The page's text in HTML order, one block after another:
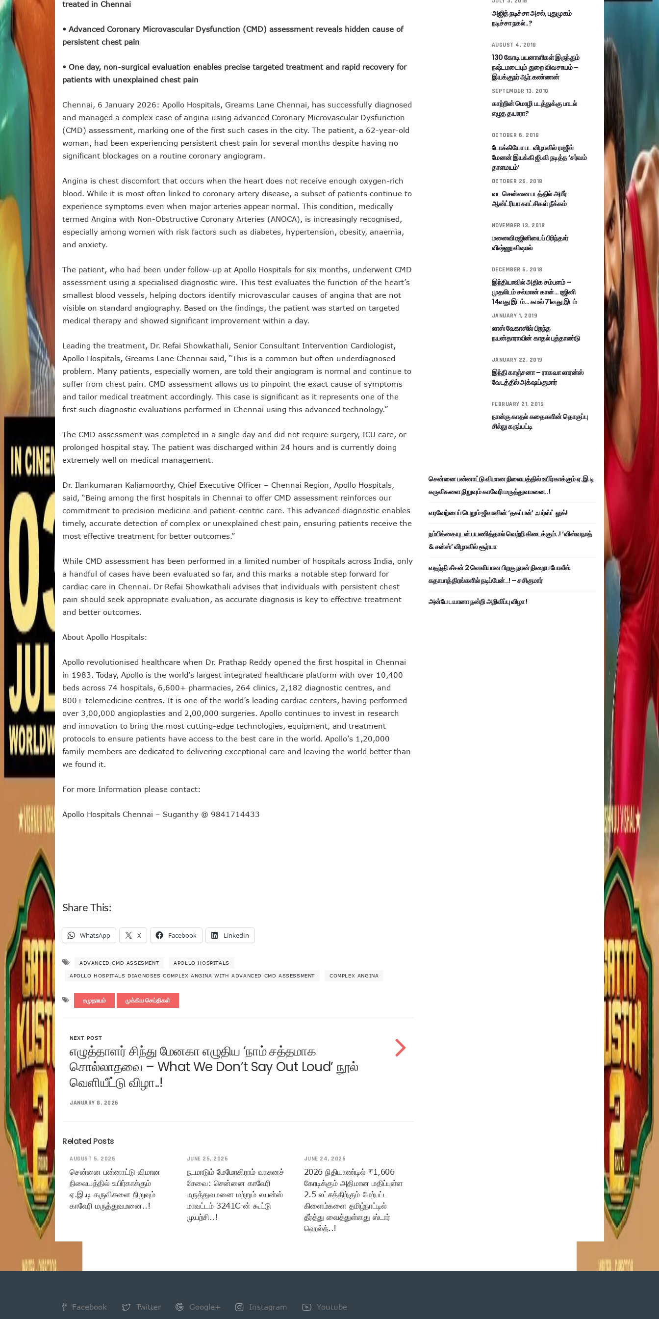
treated in Chennai
• Advanced Coronary Microvascular Dysfunction (CMD) assessment reveals hidden cause of
persistent chest pain
• One day, non-surgical evaluation enables precise targeted treatment and rapid recovery for
patients with unexplained chest pain
Chennai, 6 January 2026: Apollo Hospitals, Greams Lane Chennai, has successfully diagnosed
and managed a complex case of angina using advanced Coronary Microvascular Dysfunction
(CMD) assessment, marking one of the first such cases in the city. The patient, a 62-year-old
woman, had been experiencing persistent chest pain for several months despite having no
significant blockages on a routine coronary angiogram.
Angina is chest discomfort that occurs when the heart does not receive enough oxygen-rich
blood. While it is most often linked to coronary artery disease, a subset of patients continue to
experience symptoms even when major arteries appear normal. This condition, medically
termed Angina with Non-Obstructive Coronary Arteries (ANOCA), is increasingly recognised,
especially among women with risk factors such as diabetes, hypertension, obesity, anaemia,
and anxiety.
The patient, who had been under follow-up at Apollo Hospitals for six months, underwent CMD
assessment using a specialised diagnostic wire. This test evaluates the function of the heart’s
smallest blood vessels, helping doctors identify microvascular causes of angina that are not
visible on standard angiography. Based on the findings, the patient was started on targeted
medical therapy and showed significant improvement within a day.
Leading the treatment, Dr. Refai Showkathali, Senior Consultant Intervention Cardiologist,
Apollo Hospitals, Greams Lane Chennai said, “This is a common but often underdiagnosed
problem. Many patients, especially women, are told their angiogram is normal and continue to
suffer from chest pain. CMD assessment allows us to pinpoint the exact cause of symptoms
and tailor medical treatment accordingly. This case is significant as it represents one of the
first such diagnostic evaluations performed in Chennai using this advanced technology.”
The CMD assessment was completed in a single day and did not require surgery, ICU care, or
prolonged hospital stay. The patient was discharged within 24 hours and is currently doing
extremely well on medical management.
Dr. Ilankumaran Kaliamoorthy, Chief Executive Officer – Chennai Region, Apollo Hospitals,
said, “Being among the first hospitals in Chennai to offer CMD assessment reinforces our
commitment to precision medicine and patient-centric care. This advanced diagnostic enables
timely, accurate detection of complex or unexplained chest pain, ensuring patients receive the
most effective treatment for better outcomes.”
While CMD assessment has been performed in a limited number of hospitals across India, only
a handful of cases have been evaluated so far, and this marks a notable step forward for
cardiac care in Chennai. Dr Refai Showkathali advises that individuals with persistent chest
pain should seek appropriate evaluation, as accurate diagnosis is key to effective treatment
and better outcomes.
About Apollo Hospitals:
Apollo revolutionised healthcare when Dr. Prathap Reddy opened the first hospital in Chennai
in 1983. Today, Apollo is the world’s largest integrated healthcare platform with over 10,400
beds across 74 hospitals, 6,600+ pharmacies, 264 clinics, 2,182 diagnostic centres, and
800+ telemedicine centres. It is one of the world’s leading cardiac centers, having performed
over 3,00,000 angioplasties and 2,00,000 surgeries. Apollo continues to invest in research
and innovation to bring the most cutting-edge technologies, equipment, and treatment
protocols to ensure patients have access to the best care in the world. Apollo’s 1,20,000
family members are dedicated to delivering exceptional care and leaving the world better than
we found it.
For more Information please contact:
Apollo Hospitals Chennai – Suganthy @ 9841714433
Share This:
WhatsApp X Facebook LinkedIn
ADVANCED CMD ASSESMENT APOLLO HOSPITALS
APOLLO HOSPITALS DIAGNOSES COMPLEX ANGINA WITH ADVANCED CMD ASSESSMENT COMPLEX ANGINA
சமுதாயம் முக்கிய செய்திகள்
NEXT POST
எழுத்தாளர் சிந்து மேனகா எழுதிய ‘நாம் சத்தமாக
சொல்லாதவை – What We Don’t Say Out Loud’ நூல்
வெளியீட்டு விழா..!
JANUARY 8, 2026
Related Posts
AUGUST 5, 2026
சென்னை பன்னாட்டு விமான
நிலையத்தில் உயிர்காக்கும்
ஏ.இ.டி கருவிகளை நிறுவும்
காவேரி மருத்துவமனை..!
JUNE 25, 2026
நடமாடும் மேமோகிராம் வாகனச்
சேவை: சென்னை காவேரி
மருத்துவமனை மற்றும் லயன்ஸ்
மாவட்டம் 3241C-ன் கூட்டு
முயற்சி..!
JUNE 24, 2026
2026 நிதியாண்டில் ₹1,606
கோடிக்கும் அதிமான மதிப்புள்ள
2.5 லட்சத்திற்கும் மேற்பட்ட
கிளைம்களை தமிழ்நாட்டில்
தீர்த்து வைத்துள்ளது ஸ்டார்
ஹெல்த்..!
அஜித் நடிச்சா அசல், புதுமுகம்
நடிச்சா நகல்..?
AUGUST 4, 2018
130 கோடி பயனாளிகள் இருந்தும்
நஷ்டமடையும் துறை விவசாயம் –
இயக்குநர் ஆர்.கண்ணன்
SEPTEMBER 13, 2018
காற்றின் மொழி படத்துக்கு பாடல்
எழுத தயாரா?
OCTOBER 6, 2018
டோக்கியோ பட விழாவில் ராஜீவ்
மேனன் இயக்கி ஜி.வி நடித்த ‘சர்வம்
தாளமயம்’
OCTOBER 26, 2018
வட சென்னை படத்தில் அமீர்
ஆன்ட்ரியா காட்சிகள் நீக்கம்
NOVEMBER 13, 2018
மனைவி ரஜினியைப் பிரிந்தார்
விஷ்ணு விஷால்
DECEMBER 6, 2018
இந்தியாவில் அதிக சம்பளம் –
முதலிடம் சல்மான் கான்… ரஜினி
14வது இடம்… கமல் 71வது இடம்
JANUARY 1, 2019
லாஸ் வேகாஸில் பிறந்த
நயன்தாராவின் காதல் புத்தாண்டு
JANUARY 22, 2019
இந்தி காஞ்சனா – ராகவா லாரன்ஸ்
வேடத்தில் அக்‌ஷய்குமார்
FEBRUARY 21, 2019
நான்கு காதல் கதைகளின் தொகுப்பு
சில்லு கருப்பட்டி
சென்னை பன்னாட்டு விமான நிலையத்தில் உயிர்காக்கும் ஏ.இ.டி
கருவிகளை நிறுவும் காவேரி மருத்துவமனை..!
வரவேற்பைப் பெறும் ஜீவாவின் ‘தகப்பன்’ ஃபர்ஸ்ட் லுக்!
நம்பிக்கையுடன் பயணித்தால் வெற்றி கிடைக்கும்..! ‘விஸ்வநாத்
& சன்ஸ்’ விழாவில் சூர்யா
வதந்தி சீசன் 2 வெளியான பிறகு நான் நிறைய போலீஸ்
கதாபாத்திரங்களில் நடிப்பேன்..! – சசிகுமார்
அன்பே டயானா நன்றி அறிவிப்பு விழா !
Facebook Twitter Google+ Instagram Youtube